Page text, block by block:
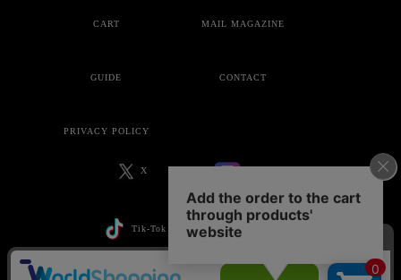
CART MAIL MAGAZINE
GUIDE CONTACT
PRIVACY POLICY
X
Tik-Tok